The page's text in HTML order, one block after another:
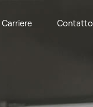
Carriere Contatto